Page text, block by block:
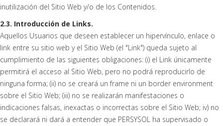
inutilización del Sitio Web y/o de los Contenidos.
2.3. Introducción de Links.
Aquellos Usuarios que deseen establecer un hipervínculo, enlace o
link entre su sitio web y el Sitio Web (el "Link") queda sujeto al
cumplimiento de las siguientes obligaciones: (i) el Link únicamente
permitirá el acceso al Sitio Web, pero no podrá reproducirlo de
ninguna forma; (ii) no se creará un frame ni un border environment
sobre el Sitio Web; (iii) no se realizarán manifestaciones o
indicaciones falsas, inexactas o incorrectas sobre el Sitio Web; iv) no
se declarará ni dará a entender que PERSYSOL ha supervisado o